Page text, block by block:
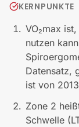
KERNPUNKTE
VO₂max
nutzen
Datensatz,
ist von 2013
Zone 2
Schwelle